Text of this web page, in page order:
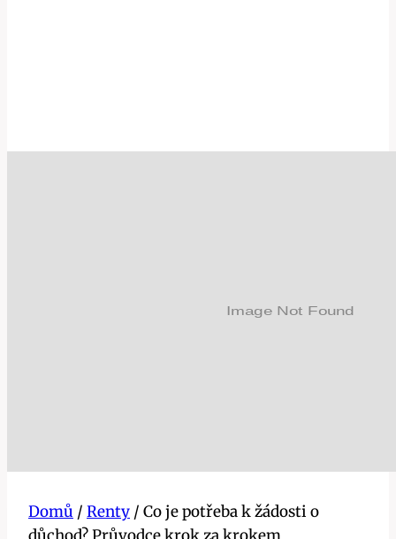
Domů / Renty / Co je potřeba k žádosti o